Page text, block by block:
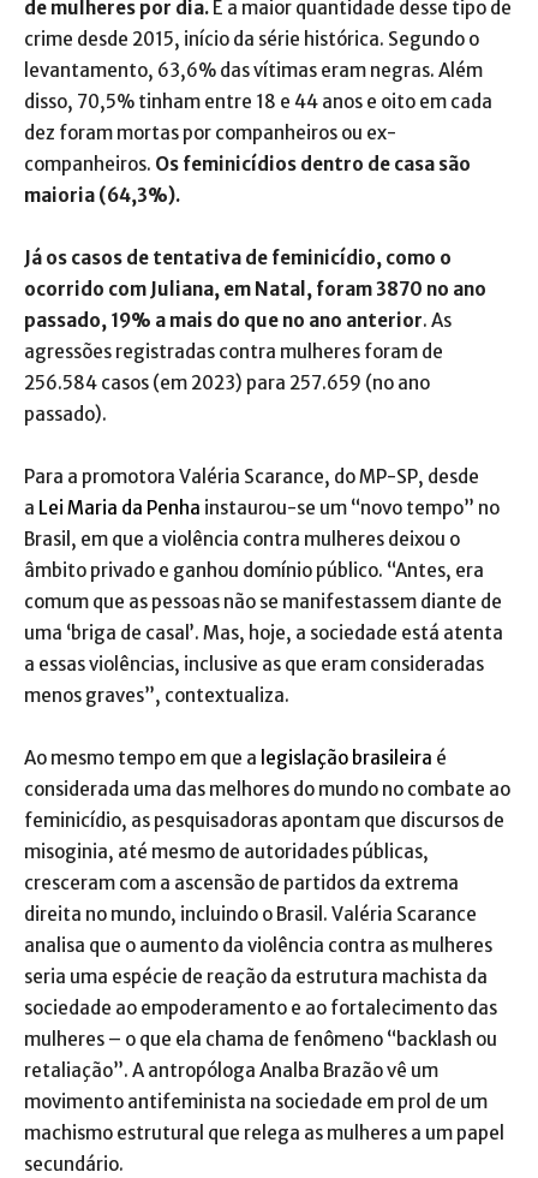
de mulheres por dia. É a maior quantidade desse tipo de
crime desde 2015, início da série histórica. Segundo o
levantamento, 63,6% das vítimas eram negras. Além
disso, 70,5% tinham entre 18 e 44 anos e oito em cada
dez foram mortas por companheiros ou ex-
companheiros. Os feminicídios dentro de casa são
maioria (64,3%).
Já os casos de tentativa de feminicídio, como o
ocorrido com Juliana, em Natal, foram 3870 no ano
passado, 19% a mais do que no ano anterior. As
agressões registradas contra mulheres foram de
256.584 casos (em 2023) para 257.659 (no ano
passado).
Para a promotora Valéria Scarance, do MP-SP, desde
a Lei Maria da Penha instaurou-se um “novo tempo” no
Brasil, em que a violência contra mulheres deixou o
âmbito privado e ganhou domínio público. “Antes, era
comum que as pessoas não se manifestassem diante de
uma ‘briga de casal’. Mas, hoje, a sociedade está atenta
a essas violências, inclusive as que eram consideradas
menos graves”, contextualiza.
Ao mesmo tempo em que a legislação brasileira é
considerada uma das melhores do mundo no combate ao
feminicídio, as pesquisadoras apontam que discursos de
misoginia, até mesmo de autoridades públicas,
cresceram com a ascensão de partidos da extrema
direita no mundo, incluindo o Brasil. Valéria Scarance
analisa que o aumento da violência contra as mulheres
seria uma espécie de reação da estrutura machista da
sociedade ao empoderamento e ao fortalecimento das
mulheres – o que ela chama de fenômeno “backlash ou
retaliação”. A antropóloga Analba Brazão vê um
movimento antifeminista na sociedade em prol de um
machismo estrutural que relega as mulheres a um papel
secundário.